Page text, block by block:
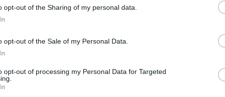
opt-out of the Sharing of my personal data.
opt-out of the Sale of my Personal Data.
opt-out of processing my Personal Data for Targeted
è diffuso questo sport e quindi è considerato
Viareggio ha sede Acsi Surfing che è questo
il surf a un livello non solo agonistico,
legati a questo sport”. Oggi Acsi Surfing
territorio “Chiaramente – spiega Dini – c’è
affiliate, però abbiamo avuto un tal
diffusa anche nel Lazio, che è la